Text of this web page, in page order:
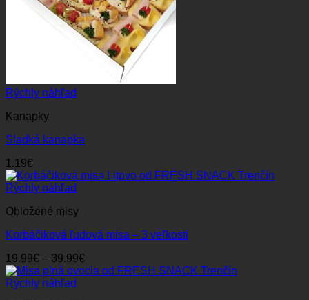
Rýchly náhľad
Kanapky
Sladká kanapka
1.19€
Rýchly náhľad
Obložené misy
Korbáčiková ľudová misa – 3 veľkosti
19.99€ – 39.99€
range:
Rýchly náhľad